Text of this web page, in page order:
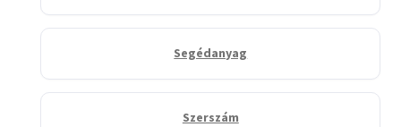
Segédanyag
Szerszám